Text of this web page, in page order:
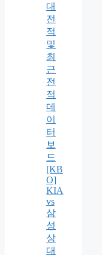
대
전
적
및
최
근
전
적
데
이
터
보
드
[KB
O]
KIA
vs
삼
성
상
대